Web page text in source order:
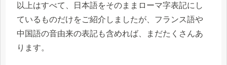
以上はすべて、日本語をそのままローマ字表記にし
ているものだけをご紹介しましたが、フランス語や
中国語の音由来の表記も含めれば、まだたくさんあ
ります。